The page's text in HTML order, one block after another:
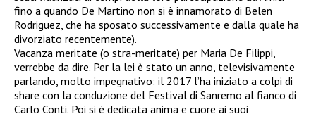
fino a quando De Martino non si è innamorato di Belen
Rodriguez, che ha sposato successivamente e dalla quale ha
divorziato recentemente).
Vacanza meritate (o stra-meritate) per Maria De Filippi,
verrebbe da dire. Per la lei è stato un anno, televisivamente
parlando, molto impegnativo: il 2017 l’ha iniziato a colpi di
share con la conduzione del Festival di Sanremo al fianco di
Carlo Conti. Poi si è dedicata anima e cuore ai suoi